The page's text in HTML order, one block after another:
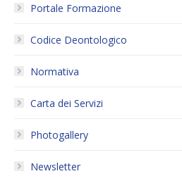
Portale Formazione
Codice Deontologico
Normativa
Carta dei Servizi
Photogallery
Newsletter